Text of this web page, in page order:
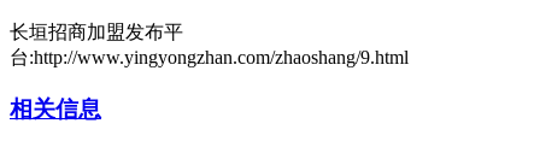
长垣招商加盟发布平
台:http://www.yingyongzhan.com/zhaoshang/9.html
相关信息